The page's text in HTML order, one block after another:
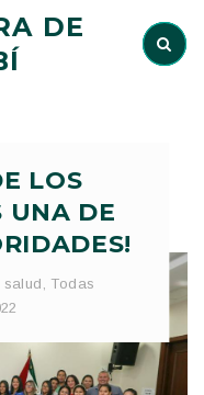
DE
LOS
UNA DE
salud
Todas